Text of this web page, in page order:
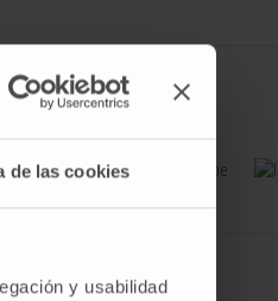
de las cookies
y usabilidad